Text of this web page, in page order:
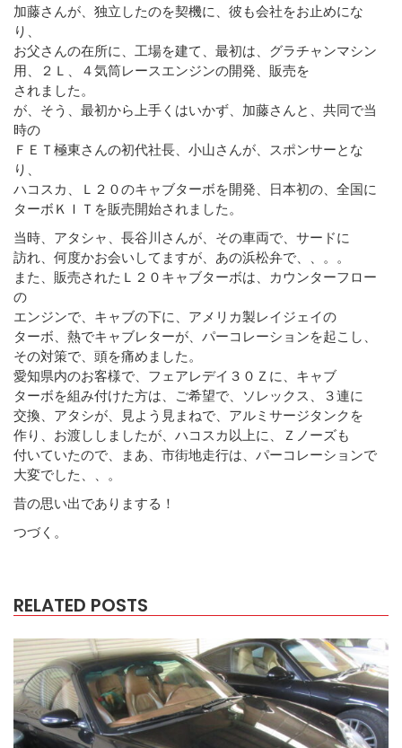
加藤さんが、独立したのを契機に、彼も会社をお止めにな
り、
お父さんの在所に、工場を建て、最初は、グラチャンマシン
用、２Ｌ、４気筒レースエンジンの開発、販売を
されました。
が、そう、最初から上手くはいかず、加藤さんと、共同で当
時の
ＦＥＴ極東さんの初代社長、小山さんが、スポンサーとな
り、
ハコスカ、Ｌ２０のキャブターボを開発、日本初の、全国に
ターボＫＩＴを販売開始されました。
当時、アタシャ、長谷川さんが、その車両で、サードに
訪れ、何度かお会いしてますが、あの浜松弁で、、。。
また、販売されたＬ２０キャブターボは、カウンターフロー
の
エンジンで、キャブの下に、アメリカ製レイジェイの
ターボ、熱でキャブレターが、パーコレーションを起こし、
その対策で、頭を痛めました。
愛知県内のお客様で、フェアレデイ３０Ｚに、キャブ
ターボを組み付けた方は、ご希望で、ソレックス、３連に
交換、アタシが、見よう見まねで、アルミサージタンクを
作り、お渡ししましたが、ハコスカ以上に、Ｚノーズも
付いていたので、まあ、市街地走行は、パーコレーションで
大変でした、、。
昔の思い出でありまする！
つづく。
RELATED POSTS